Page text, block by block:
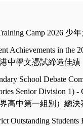
Camp 2026 少
Achievements in the
中學文憑試締造佳績
School Debate
Senior Division 1) -
高中第一組別）總決
Outstanding